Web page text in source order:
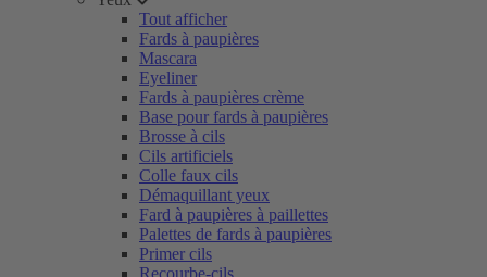
Tout afficher
Fards à paupières
Mascara
Eyeliner
Fards à paupières crème
Base pour fards à paupières
Brosse à cils
Cils artificiels
Colle faux cils
Démaquillant yeux
Fard à paupières à paillettes
Palettes de fards à paupières
Primer cils
Recourbe-cils